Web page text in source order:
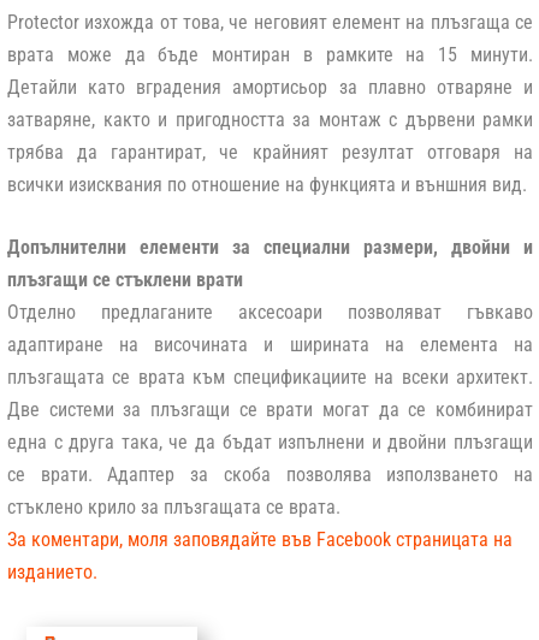
Protector изхожда от това, че неговият елемент на плъзгаща се
врата може да бъде монтиран в рамките на 15 минути.
Детайли като вградения амортисьор за плавно отваряне и
затваряне, както и пригодността за монтаж с дървени рамки
трябва да гарантират, че крайният резултат отговаря на
всички изисквания по отношение на функцията и външния вид.
Допълнителни елементи за специални размери, двойни и
плъзгащи се стъклени врати
Отделно предлаганите аксесоари позволяват гъвкаво
адаптиране на височината и ширината на елемента на
плъзгащата се врата към спецификациите на всеки архитект.
Две системи за плъзгащи се врати могат да се комбинират
една с друга така, че да бъдат изпълнени и двойни плъзгащи
се врати. Адаптер за скоба позволява използването на
стъклено крило за плъзгащата се врата.
За коментари, моля заповядайте във Facebook страницата на
изданието.